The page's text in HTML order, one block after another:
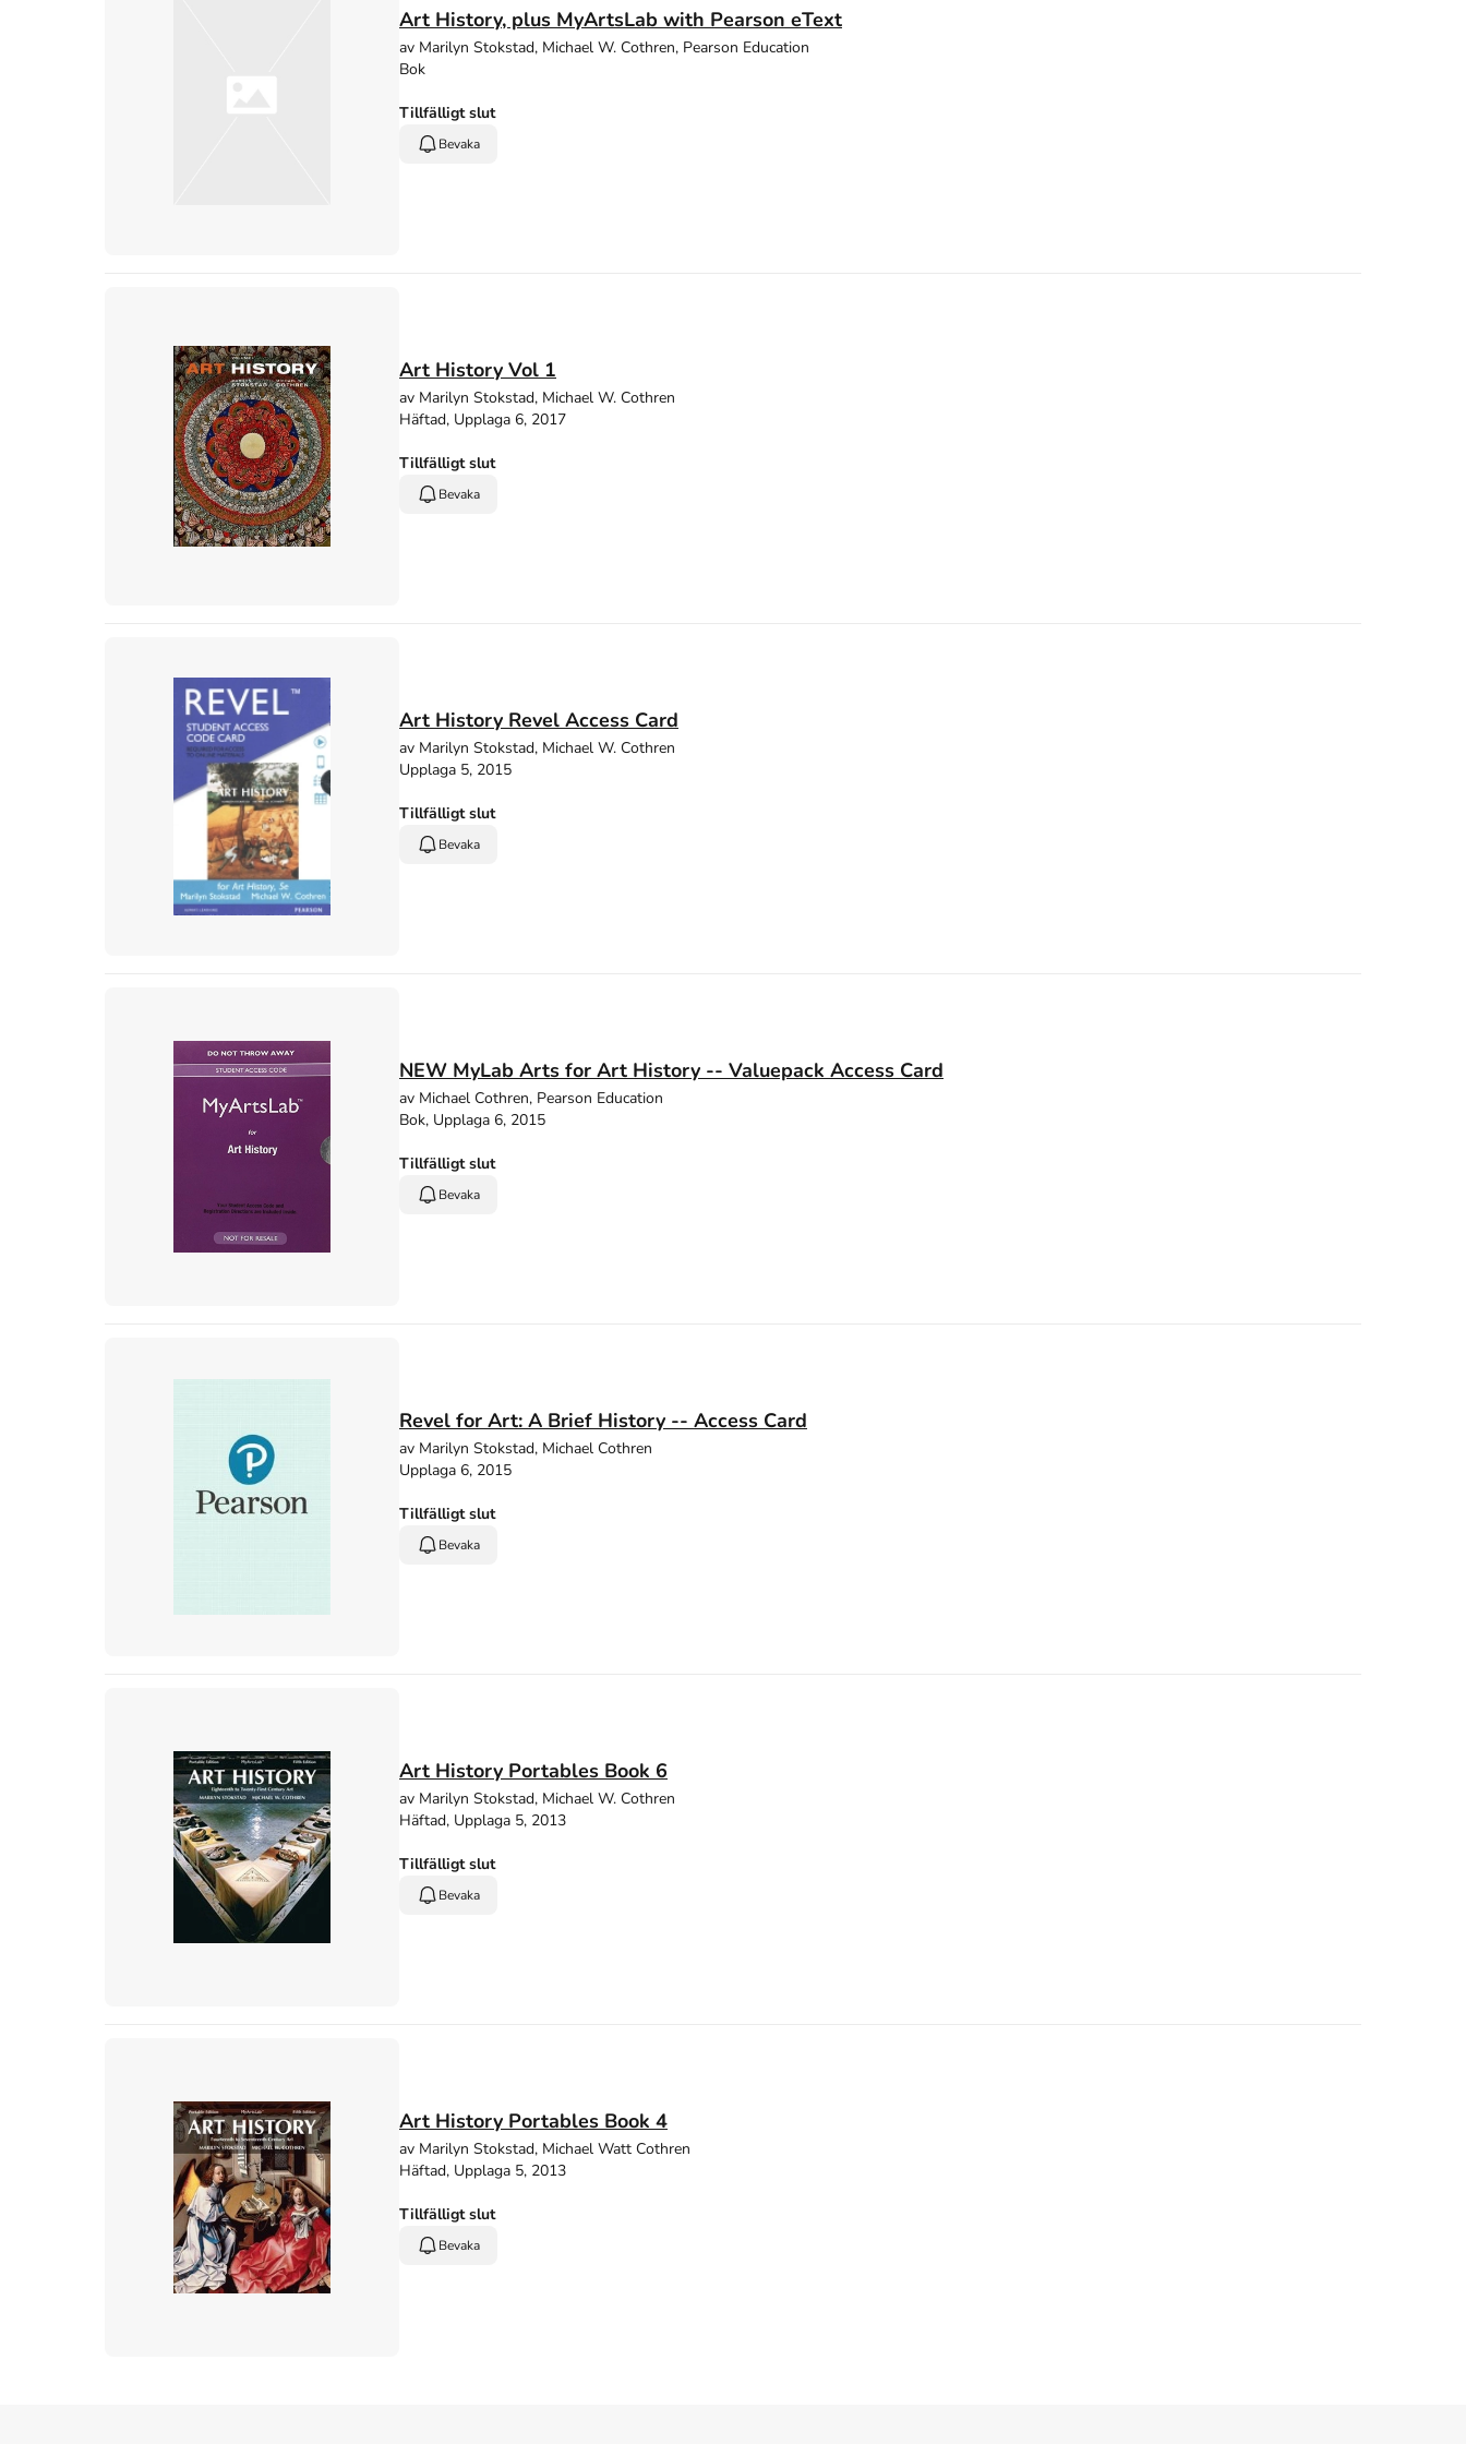
Art History, plus MyArtsLab with Pearson eText
av Marilyn Stokstad, Michael W. Cothren, Pearson Education
Bok
Tillfälligt slut
Bevaka
Art History Vol 1
av Marilyn Stokstad, Michael W. Cothren
Häftad, Upplaga 6, 2017
Tillfälligt slut
Bevaka
Art History Revel Access Card
av Marilyn Stokstad, Michael W. Cothren
Upplaga 5, 2015
Tillfälligt slut
Bevaka
NEW MyLab Arts for Art History -- Valuepack Access Card
av Michael Cothren, Pearson Education
Bok, Upplaga 6, 2015
Tillfälligt slut
Bevaka
Revel for Art: A Brief History -- Access Card
av Marilyn Stokstad, Michael Cothren
Upplaga 6, 2015
Tillfälligt slut
Bevaka
Art History Portables Book 6
av Marilyn Stokstad, Michael W. Cothren
Häftad, Upplaga 5, 2013
Tillfälligt slut
Bevaka
Art History Portables Book 4
av Marilyn Stokstad, Michael Watt Cothren
Häftad, Upplaga 5, 2013
Tillfälligt slut
Bevaka